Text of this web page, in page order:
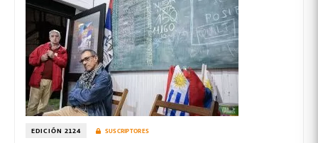
EDICIÓN 2124 SUSCRIPTORES